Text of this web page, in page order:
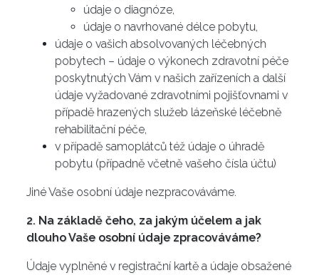
údaje o diagnóze,
údaje o navrhované délce pobytu,
údaje o vašich absolvovaných léčebných
pobytech – údaje o výkonech zdravotní péče
poskytnutých Vám v našich zařízeních a další
údaje vyžadované zdravotními pojišťovnami v
případě hrazených služeb lázeňské léčebně
rehabilitační péče,
v případě samoplátců též údaje o úhradě
pobytu (případně včetně vašeho čísla účtu)
Jiné Vaše osobní údaje nezpracováváme.
2. Na základě čeho, za jakým účelem a jak
dlouho Vaše osobní údaje zpracováváme?
Údaje vyplněné v registrační kartě a údaje obsažené